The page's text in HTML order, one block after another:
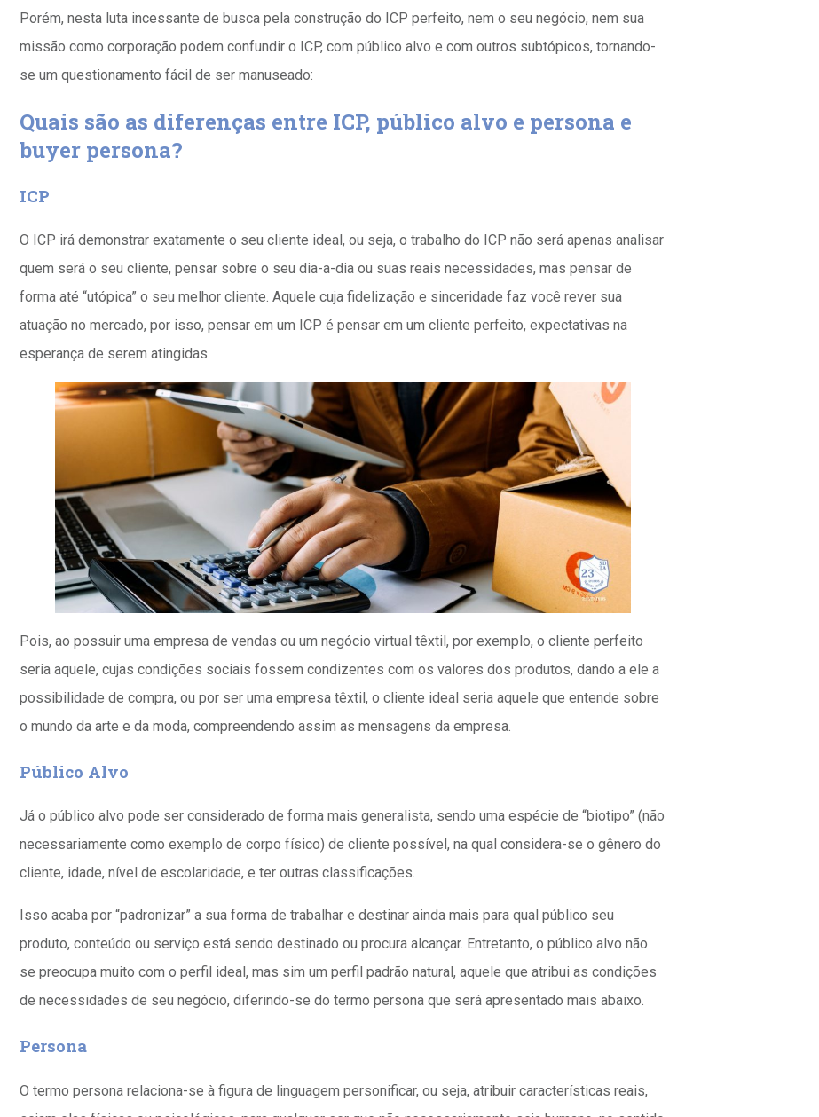
Porém, nesta luta incessante de busca pela construção do ICP perfeito, nem o seu negócio, nem sua
missão como corporação podem confundir o ICP, com público alvo e com outros subtópicos, tornando-
se um questionamento fácil de ser manuseado:
Quais são as diferenças entre ICP, público alvo e persona e
buyer persona?
ICP
O ICP irá demonstrar exatamente o seu cliente ideal, ou seja, o trabalho do ICP não será apenas analisar
quem será o seu cliente, pensar sobre o seu dia-a-dia ou suas reais necessidades, mas pensar de
forma até “utópica” o seu melhor cliente. Aquele cuja fidelização e sinceridade faz você rever sua
atuação no mercado, por isso, pensar em um ICP é pensar em um cliente perfeito, expectativas na
esperança de serem atingidas.
Pois, ao possuir uma empresa de vendas ou um negócio virtual têxtil, por exemplo, o cliente perfeito
seria aquele, cujas condições sociais fossem condizentes com os valores dos produtos, dando a ele a
possibilidade de compra, ou por ser uma empresa têxtil, o cliente ideal seria aquele que entende sobre
o mundo da arte e da moda, compreendendo assim as mensagens da empresa.
Público Alvo
Já o público alvo pode ser considerado de forma mais generalista, sendo uma espécie de “biotipo” (não
necessariamente como exemplo de corpo físico) de cliente possível, na qual considera-se o gênero do
cliente, idade, nível de escolaridade, e ter outras classificações.
Isso acaba por “padronizar” a sua forma de trabalhar e destinar ainda mais para qual público seu
produto, conteúdo ou serviço está sendo destinado ou procura alcançar. Entretanto, o público alvo não
se preocupa muito com o perfil ideal, mas sim um perfil padrão natural, aquele que atribui as condições
de necessidades de seu negócio, diferindo-se do termo persona que será apresentado mais abaixo.
Persona
O termo persona relaciona-se à figura de linguagem personificar, ou seja, atribuir características reais,